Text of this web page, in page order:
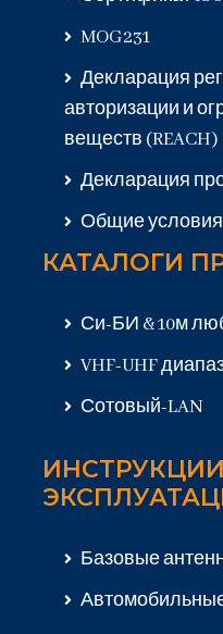
MOG231
Декларация
авторизации и
веществ (REACH)
Декларация
Общие
КАТАЛОГИ
Си-БИ & 10м
VHF-UHF
Сотовый-LAN
Базовые